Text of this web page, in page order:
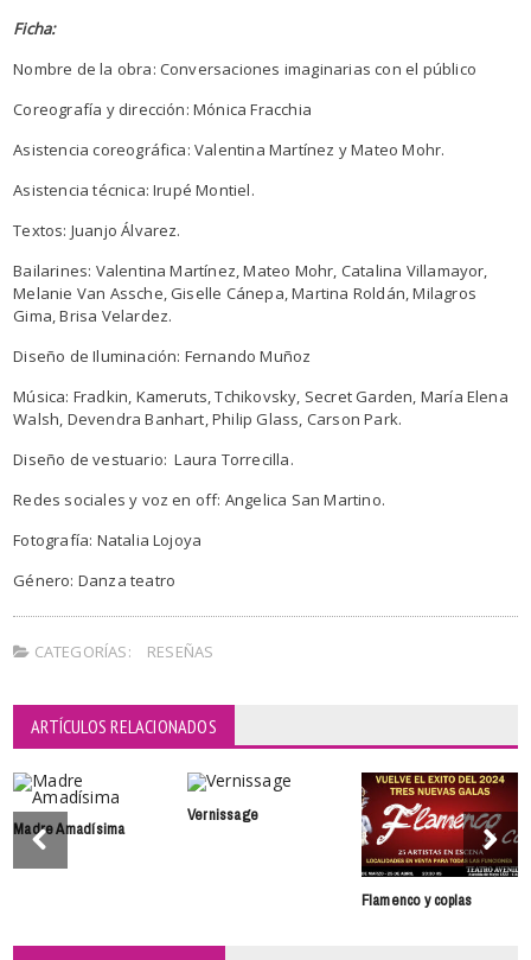
Ficha:
Nombre de la obra: Conversaciones imaginarias con el público
Coreografía y dirección: Mónica Fracchia
Asistencia coreográfica: Valentina Martínez y Mateo Mohr.
Asistencia técnica: Irupé Montiel.
Textos: Juanjo Álvarez.
Bailarines: Valentina Martínez, Mateo Mohr, Catalina Villamayor,
Melanie Van Assche, Giselle Cánepa, Martina Roldán, Milagros
Gima, Brisa Velardez.
Diseño de Iluminación: Fernando Muñoz
Música: Fradkin, Kameruts, Tchikovsky, Secret Garden, María Elena
Walsh, Devendra Banhart, Philip Glass, Carson Park.
Diseño de vestuario: Laura Torrecilla.
Redes sociales y voz en off: Angelica San Martino.
Fotografía: Natalia Lojoya
Género: Danza teatro
CATEGORÍAS: RESEÑAS
ARTÍCULOS RELACIONADOS
Madre Amadísima
Vernissage
Flamenco y coplas